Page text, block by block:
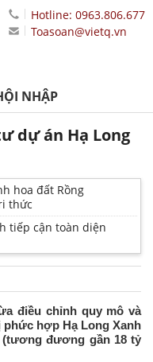
Hotline: 0963.806.677
Toasoan@vietq.vn
NHẬP
dự án Hạ Long
hoa đất Rồng
thức
tiếp cận toàn diện
điều chỉnh quy mô và
hợp Hạ Long Xanh
(tương đương gần 18 tỷ